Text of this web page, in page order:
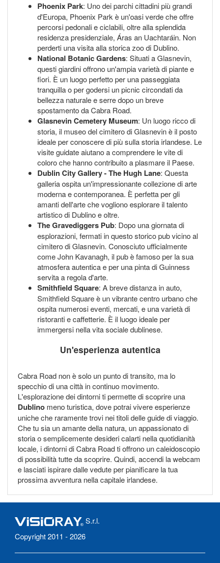
Phoenix Park: Uno dei parchi cittadini più grandi
d'Europa, Phoenix Park è un'oasi verde che offre
percorsi pedonali e ciclabili, oltre alla splendida
residenza presidenziale, Áras an Uachtaráin. Non
perderti una visita alla storica zoo di Dublino.
National Botanic Gardens: Situati a Glasnevin,
questi giardini offrono un'ampia varietà di piante e
fiori. È un luogo perfetto per una passeggiata
tranquilla o per godersi un picnic circondati da
bellezza naturale e serre dopo un breve
spostamento da Cabra Road.
Glasnevin Cemetery Museum: Un luogo ricco di
storia, il museo del cimitero di Glasnevin è il posto
ideale per conoscere di più sulla storia irlandese. Le
visite guidate aiutano a comprendere le vite di
coloro che hanno contribuito a plasmare il Paese.
Dublin City Gallery - The Hugh Lane: Questa
galleria ospita un'impressionante collezione di arte
moderna e contemporanea. È perfetta per gli
amanti dell'arte che vogliono esplorare il talento
artistico di Dublino e oltre.
The Gravediggers Pub: Dopo una giornata di
esplorazioni, fermati in questo storico pub vicino al
cimitero di Glasnevin. Conosciuto ufficialmente
come John Kavanagh, il pub è famoso per la sua
atmosfera autentica e per una pinta di Guinness
servita a regola d'arte.
Smithfield Square: A breve distanza in auto,
Smithfield Square è un vibrante centro urbano che
ospita numerosi eventi, mercati, e una varietà di
ristoranti e caffetterie. È il luogo ideale per
immergersi nella vita sociale dublinese.
Un'esperienza autentica
Cabra Road non è solo un punto di transito, ma lo
specchio di una città in continuo movimento.
L'esplorazione dei dintorni ti permette di scoprire una
Dublino meno turistica, dove potrai vivere esperienze
uniche che raramente trovi nei titoli delle guide di viaggio.
Che tu sia un amante della natura, un appassionato di
storia o semplicemente desideri calarti nella quotidianità
locale, i dintorni di Cabra Road ti offrono un caleidoscopio
di possibilità tutte da scoprire. Quindi, accendi la webcam
e lasciati ispirare dalle vedute per pianificare la tua
prossima avventura nella capitale irlandese.
S.r.l.
Copyright 2011 - 2026